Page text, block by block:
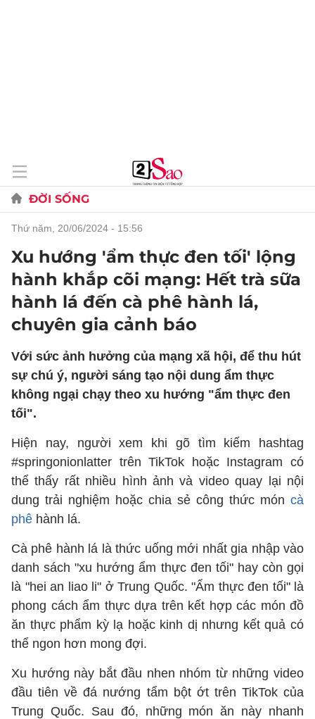
ĐỜI SỐNG
thứ năm, 20/06/2024 - 15:56
Xu hướng 'ẩm thực đen tối' lộng
hành khắp cõi mạng: Hết trà sữa
hành lá đến cà phê hành lá,
chuyên gia cảnh báo
Với sức ảnh hưởng của mạng xã hội, để thu hút
sự chú ý, người sáng tạo nội dung ẩm thực
không ngại chạy theo xu hướng "ẩm thực đen
tối".
Hiện nay, người xem khi gõ tìm kiếm hashtag
#springonionlatter trên TikTok hoặc Instagram có
thể thấy rất nhiều hình ảnh và video quay lại nội
dung trải nghiệm hoặc chia sẻ công thức món cà
phê hành lá.
Cà phê hành lá là thức uống mới nhất gia nhập vào
danh sách "xu hướng ẩm thực đen tối" hay còn gọi
là "hei an liao li" ở Trung Quốc. "Ẩm thực đen tối" là
phong cách ẩm thực dựa trên kết hợp các món đồ
ăn thực phẩm kỳ lạ hoặc kinh dị nhưng kết quả có
thể ngon hơn mong đợi.
Xu hướng này bắt đầu nhen nhóm từ những video
đầu tiên về đá nướng tẩm bột ớt trên TikTok của
Trung Quốc. Sau đó, những món ăn này nhanh